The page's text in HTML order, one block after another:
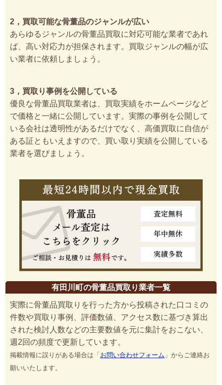
2，買取可能な骨董品のジャンルが広い
あらゆるジャンルの骨董品買取に対応可能な業者であれ
ば、高い対応力が担保されます。買取ジャンルの幅が広
い業者に依頼しましょう。
3，買取り事例を公開している
優良な骨董品買取業者は、買取実績をホームページなど
で価格と一緒に公開しています。実際の事例を公開して
いる会社は透明性があるだけでなく、高価買取に自信が
ある証ともいえますので、買い取り実績を公開している
業者を選びましょう。
有田川町の骨董品買取り業者一覧
実際に骨董品買取りを行った方から投稿された口コミの
件数や買取り事例、評価数値、アクセス数に基づき算出
された検討人数などの主要数値を元に集計をおこない、
週2回の頻度で更新しています。
掲載情報に誤りがある場合は「 お問い合わせフォーム 」からご連絡お
願いいたします。